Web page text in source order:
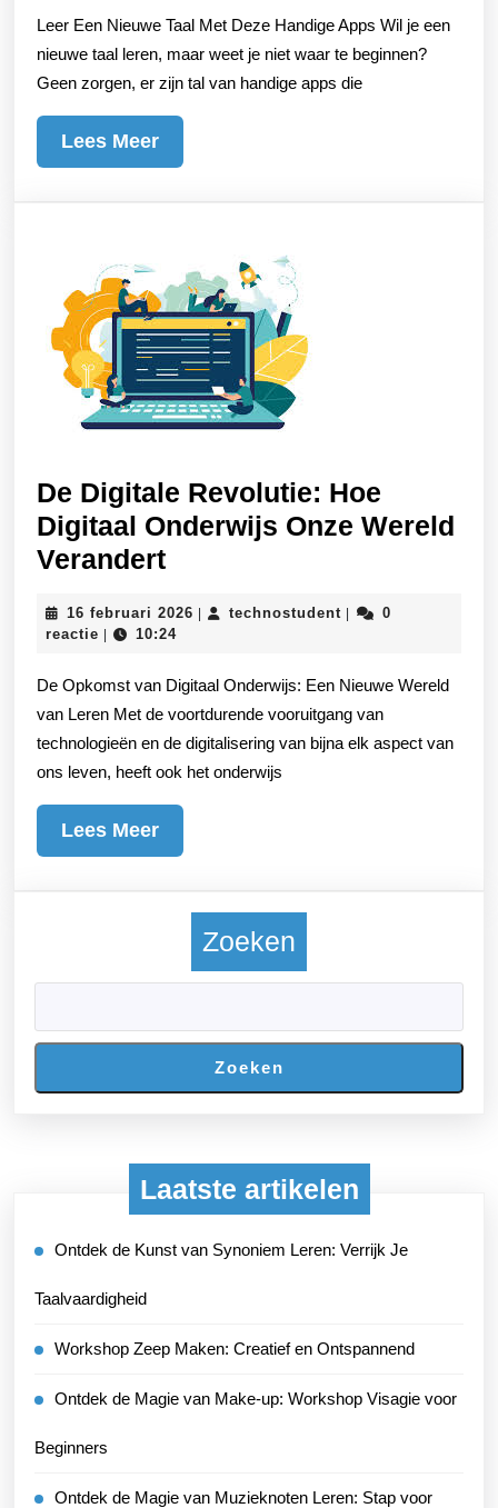
Met
Deze
Handige
Leer Een Nieuwe Taal Met Deze Handige Apps Wil je een
nieuwe taal leren, maar weet je niet waar te beginnen?
Geen zorgen, er zijn tal van handige apps die
Lees MeerLees
Meer
De Digitale Revolutie: Hoe
Digitaal Onderwijs Onze Wereld
VerandertDe
Revolutie:
Digitaal
Onderwijs
Onze
16 februari 2026 16
technostudent technostudent
0
reactie
10:24
De Opkomst van Digitaal Onderwijs: Een Nieuwe Wereld
van Leren Met de voortdurende vooruitgang van
technologieën en de digitalisering van bijna elk aspect van
ons leven, heeft ook het onderwijs
Lees MeerLees
Meer
Zoeken
Zoeken
Laatste artikelen
Ontdek de Kunst van Synoniem Leren: Verrijk Je
Taalvaardigheid
Workshop Zeep Maken: Creatief en Ontspannend
Ontdek de Magie van Make-up: Workshop Visagie voor
Beginners
Ontdek de Magie van Muzieknoten Leren: Stap voor